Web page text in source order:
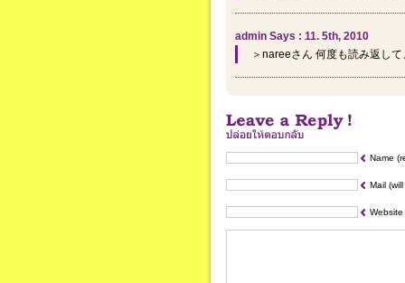
admin Says : 11. 5th, 2010
＞nareeさん 何度も読み返し
Name
Mail
Website